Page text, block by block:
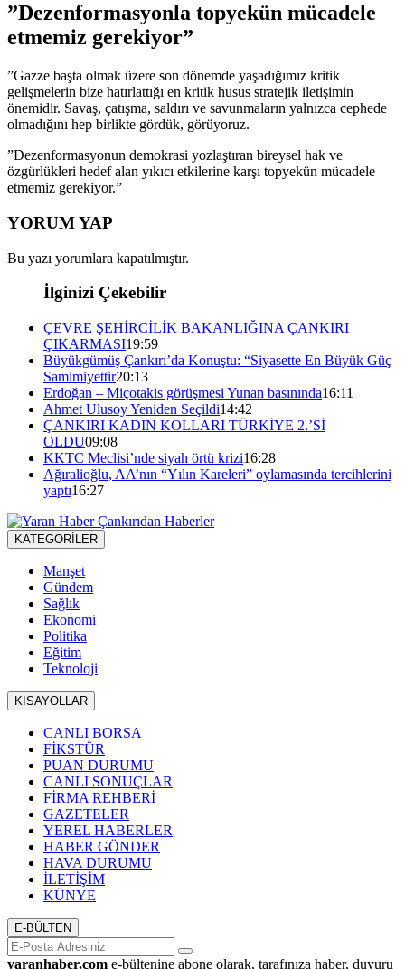
”Dezenformasyonla topyekün mücadele
etmemiz gerekiyor”
”Gazze başta olmak üzere son dönemde yaşadığımız kritik
gelişmelerin bize hatırlattığı en kritik husus stratejik iletişimin
önemidir. Savaş, çatışma, saldırı ve savunmaların yalnızca cephede
olmadığını hep birlikte gördük, görüyoruz.
”Dezenformasyonun demokrasi yozlaştıran bireysel hak ve
özgürlükleri hedef alan yıkıcı etkilerine karşı topyekün mücadele
etmemiz gerekiyor.”
YORUM YAP
Bu yazı yorumlara kapatılmıştır.
İlginizi Çekebilir
ÇEVRE ŞEHİRCİLİK BAKANLIĞINA ÇANKIRI
ÇIKARMASI19:59
Büyükgümüş Çankırı’da Konuştu: “Siyasette En Büyük Güç
Samimiyettir20:13
Erdoğan – Miçotakis görüşmesi Yunan basınında16:11
Ahmet Ulusoy Yeniden Seçildi14:42
ÇANKIRI KADIN KOLLARI TÜRKİYE 2.’Sİ
OLDU09:08
KKTC Meclisi’nde siyah örtü krizi16:28
Ağıralioğlu, AA’nın “Yılın Kareleri” oylamasında tercihlerini
yaptı16:27
KATEGORİLER
Manşet
Gündem
Sağlık
Ekonomi
Politika
Eğitim
Teknoloji
KISAYOLLAR
CANLI BORSA
FİKSTÜR
PUAN DURUMU
CANLI SONUÇLAR
FİRMA REHBERİ
GAZETELER
YEREL HABERLER
HABER GÖNDER
HAVA DURUMU
İLETİŞİM
KÜNYE
E-BÜLTEN
yaranhaber.com e-bültenine abone olarak, tarafınıza haber, duyuru